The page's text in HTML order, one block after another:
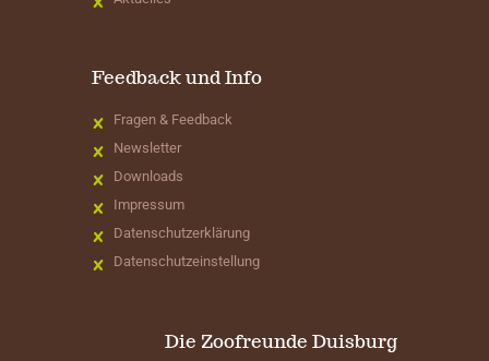
Feedback und Info
Fragen & Feedback
Newsletter
Downloads
Impressum
Datenschutzerklärung
Datenschutzeinstellung
Die Zoofreunde Duisburg